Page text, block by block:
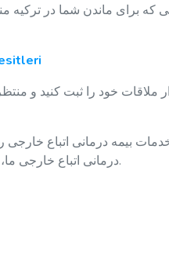
که برای ماندن شما در
خود را ثبت کنید و منتظر
بیمه درمانی اتباع خارجی
درمانی اتباع خارجی ما، لطفاً از صفحه اصلی وب سایت ما دیدن کنید.